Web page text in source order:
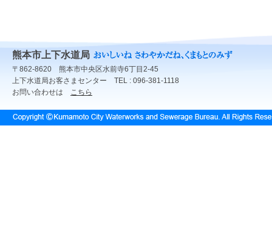
熊本市上下水道局
〒862-8620 熊本市中央区水前寺6丁目2-45
上下水道局お客さまセンター TEL : 096-381-1118
お問い合わせは こちら